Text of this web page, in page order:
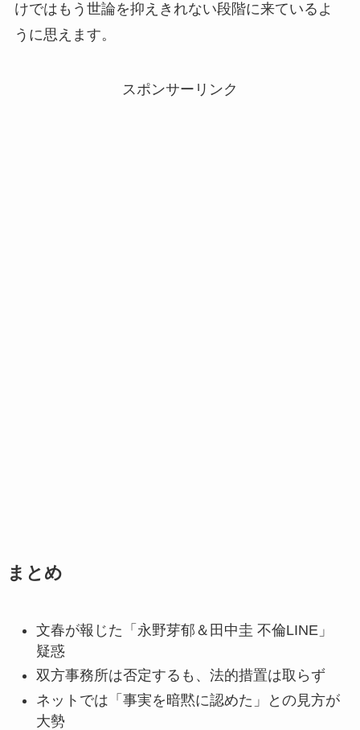
けではもう世論を抑えきれない段階に来ているよ
うに思えます。
スポンサーリンク
まとめ
文春が報じた「永野芽郁＆田中圭 不倫LINE」
疑惑
双方事務所は否定するも、法的措置は取らず
ネットでは「事実を暗黙に認めた」との見方が
大勢